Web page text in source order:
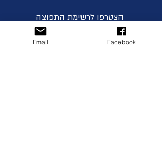
הצטרפו לרשימת התפוצה
Email Facebook